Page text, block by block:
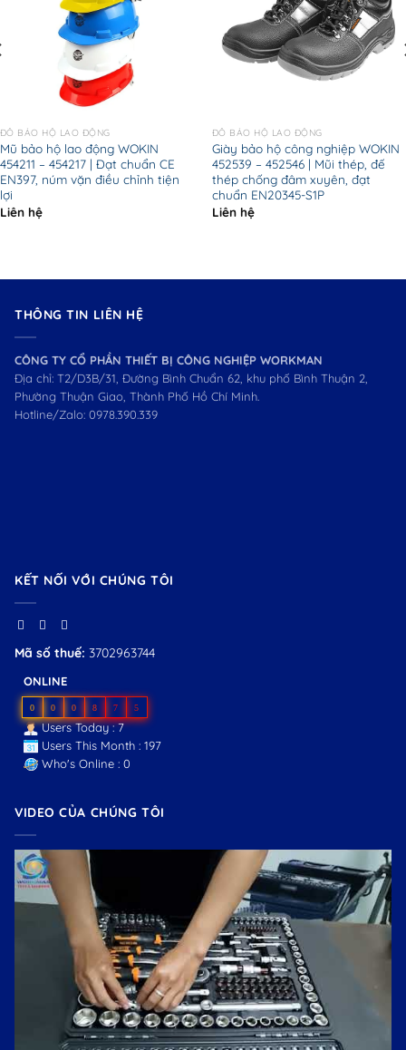
ĐỒ BẢO HỘ LAO ĐỘNG
Mũ bảo hộ lao động WOKIN
454211 – 454217 | Đạt chuẩn CE
EN397, núm vặn điều chỉnh tiện
lợi
Liên hệ
ĐỒ BẢO HỘ LAO ĐỘNG
Giày bảo hộ công nghiệp WOKIN
452539 – 452546 | Mũi thép, đế
thép chống đâm xuyên, đạt
chuẩn EN20345-S1P
Liên hệ
THÔNG TIN LIÊN HỆ
CÔNG TY CỔ PHẦN THIẾT BỊ CÔNG NGHIỆP WORKMAN
Địa chỉ: T2/D3B/31, Đường Bình Chuẩn 62, khu phố Bình Thuận 2,
Phường Thuận Giao, Thành Phố Hồ Chí Minh.
Hotline/Zalo: 0978.390.339
KẾT NỐI VỚI CHÚNG TÔI
Mã số thuế: 3702963744
ONLINE
0 0 0 8 7 5
Users Today : 7
Users This Month : 197
Who's Online : 0
VIDEO CỦA CHÚNG TÔI